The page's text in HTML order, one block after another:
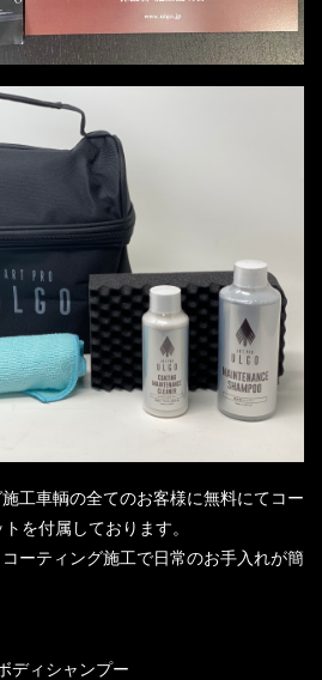
工車輌の全てのお客様に無料にてコー
を付属しております。
ーティング施工で日常のお手入れが簡
ディシャンプー